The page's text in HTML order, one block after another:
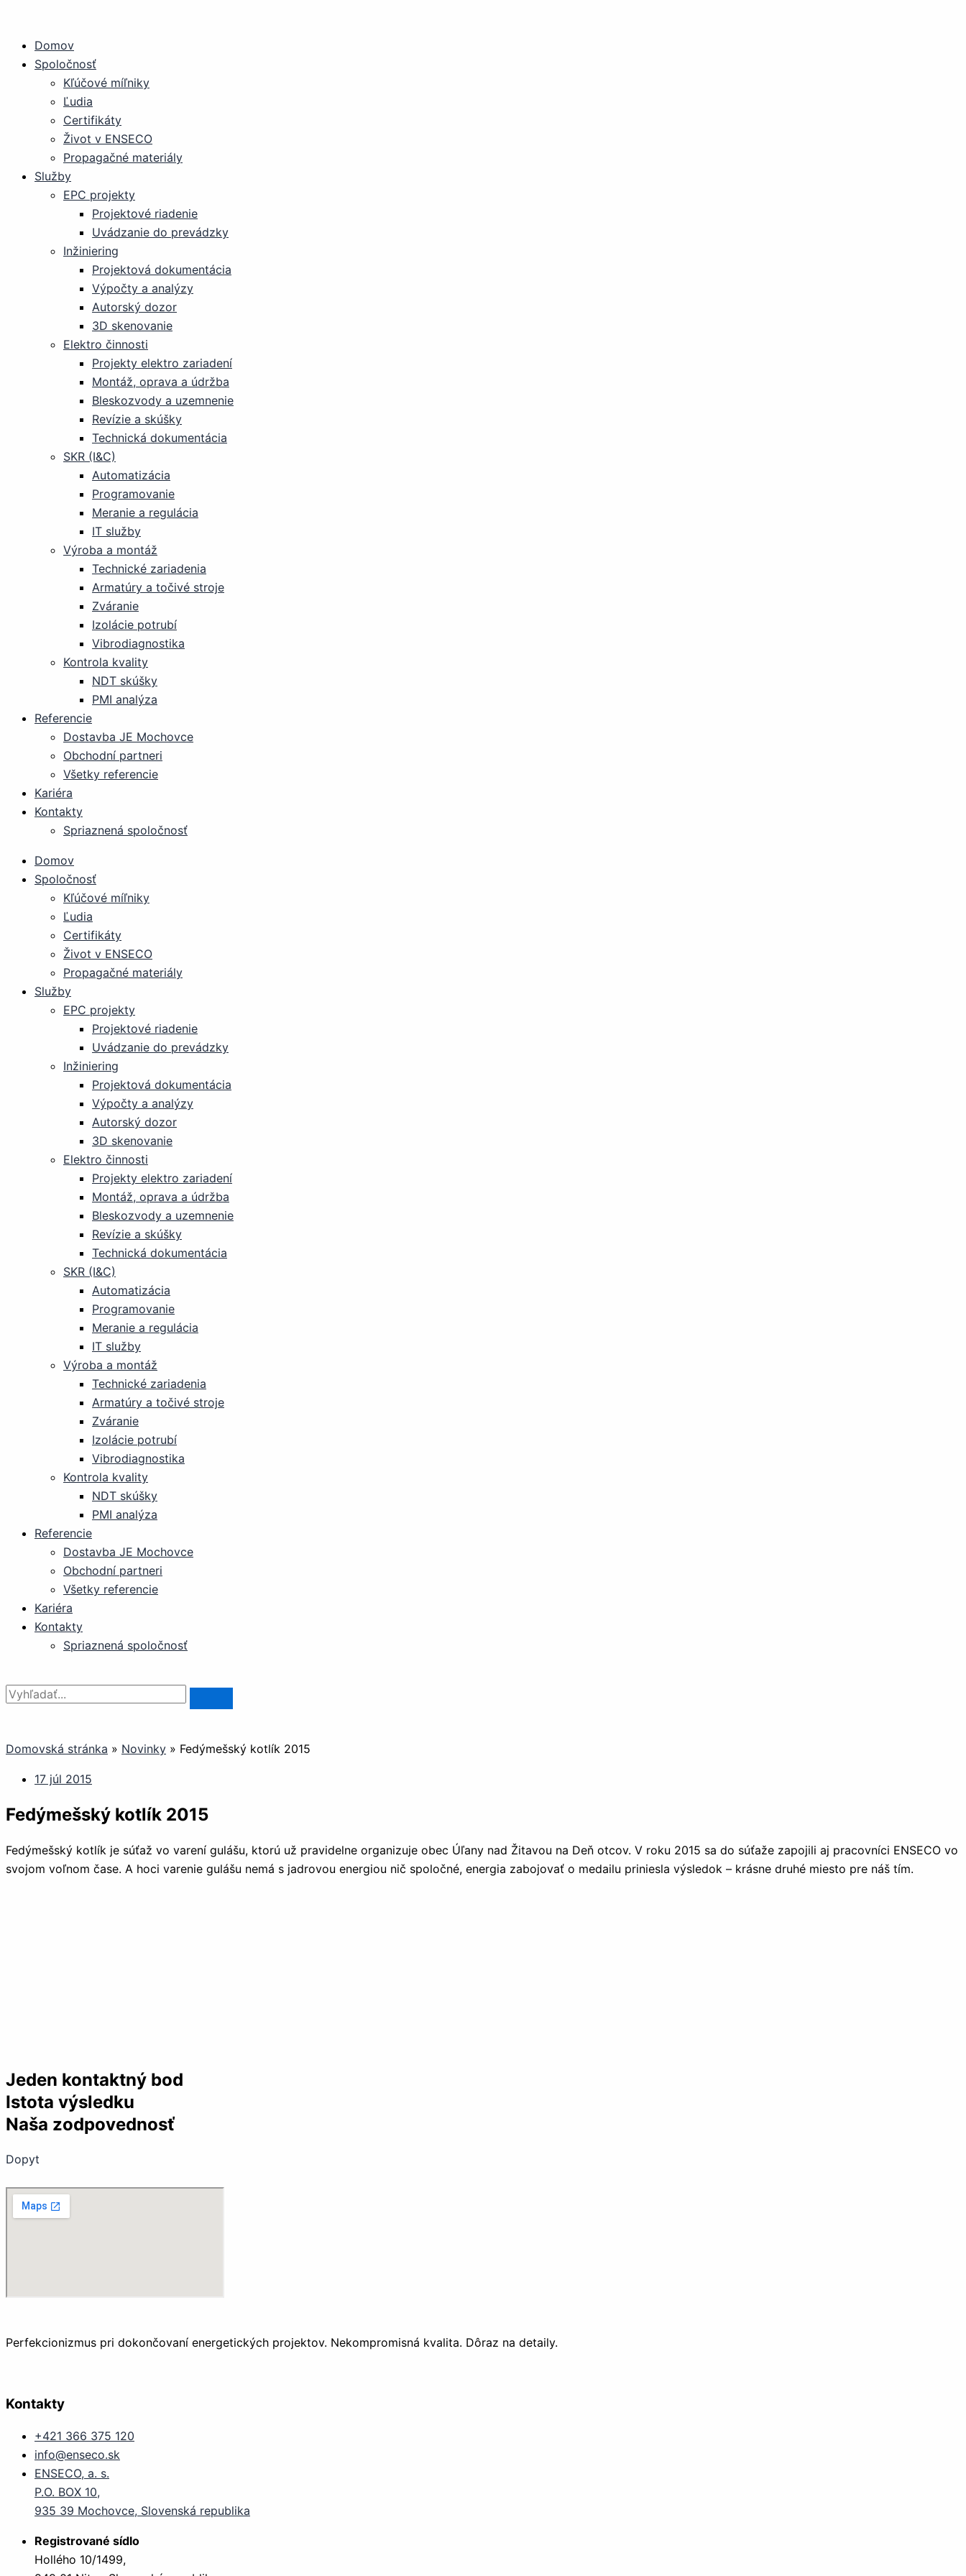
obsahDomov
Spoločnosť
Kľúčové míľniky
Ľudia
Certifikáty
Život v ENSECO
Propagačné materiály
Služby
EPC projekty
Projektové riadenie
Uvádzanie do prevádzky
Inžiniering
Projektová dokumentácia
Výpočty a analýzy
Autorský dozor
3D skenovanie
Elektro činnosti
Projekty elektro zariadení
Montáž, oprava a údržba
Bleskozvody a uzemnenie
Revízie a skúšky
Technická dokumentácia
SKR (I&C)
Automatizácia
Programovanie
Meranie a regulácia
IT služby
Výroba a montáž
Technické zariadenia
Armatúry a točivé stroje
Zváranie
Izolácie potrubí
Vibrodiagnostika
Kontrola kvality
NDT skúšky
PMI analýza
Referencie
Dostavba JE Mochovce
Obchodní partneri
Všetky referencie
Kariéra
Kontakty
Spriaznená spoločnosť
Domov
Spoločnosť
Kľúčové míľniky
Ľudia
Certifikáty
Život v ENSECO
Propagačné materiály
Služby
EPC projekty
Projektové riadenie
Uvádzanie do prevádzky
Inžiniering
Projektová dokumentácia
Výpočty a analýzy
Autorský dozor
3D skenovanie
Elektro činnosti
Projekty elektro zariadení
Montáž, oprava a údržba
Bleskozvody a uzemnenie
Revízie a skúšky
Technická dokumentácia
SKR (I&C)
Automatizácia
Programovanie
Meranie a regulácia
IT služby
Výroba a montáž
Technické zariadenia
Armatúry a točivé stroje
Zváranie
Izolácie potrubí
Vibrodiagnostika
Kontrola kvality
NDT skúšky
PMI analýza
Referencie
Dostavba JE Mochovce
Obchodní partneri
Všetky referencie
Kariéra
Kontakty
Spriaznená spoločnosť
Domovská stránka » Novinky » Fedýmešský kotlík 2015
17 júl 2015
Fedýmešský kotlík 2015
Fedýmešský kotlík je súťaž vo varení gulášu, ktorú už pravidelne organizuje obec Úľany nad Žitavou na Deň otcov. V roku 2015 sa do súťaže zapojili aj pracovníci ENSECO vo
svojom voľnom čase. A hoci varenie gulášu nemá s jadrovou energiou nič spoločné, energia zabojovať o medailu priniesla výsledok – krásne druhé miesto pre náš tím.
Jeden kontaktný bod
Istota výsledku
Naša zodpovednosť
Dopyt
Perfekcionizmus pri dokončovaní energetických projektov. Nekompromisná kvalita. Dôraz na detaily.
Kontakty
+421 366 375 120
info@enseco.sk
ENSECO, a. s.
P.O. BOX 10,
935 39 Mochovce, Slovenská republika
Registrované sídlo
Hollého 10/1499,